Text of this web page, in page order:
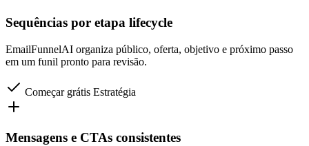
Sequências por etapa lifecycle
EmailFunnelAI organiza público, oferta, objetivo e próximo passo
em um funil pronto para revisão.
Começar grátis Estratégia
Mensagens e CTAs consistentes